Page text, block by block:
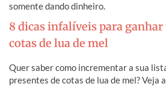
somente dando dinheiro.
8 dicas infalíveis para ganhar
cotas de lua de mel
Quer saber como incrementar a sua
presentes de cotas de lua de mel? Veja